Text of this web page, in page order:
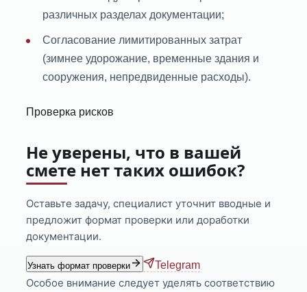
различных разделах документации;
Согласование лимитированных затрат
(зимнее удорожание, временные здания и
сооружения, непредвиденные расходы).
Проверка рисков
Не уверены, что в вашей
смете нет таких ошибок?
Оставьте задачу, специалист уточнит вводные и
предложит формат проверки или доработки
документации.
Узнать формат проверки Telegram
Особое внимание следует уделять соответствию